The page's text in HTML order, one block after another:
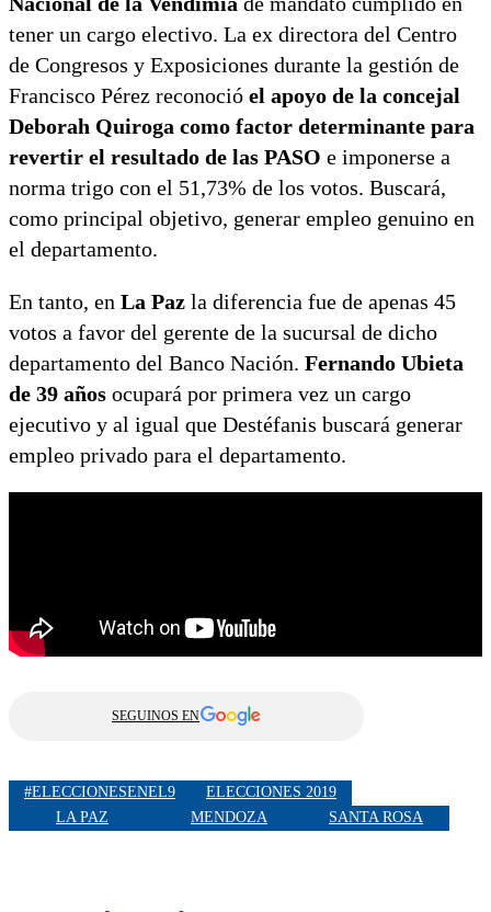
tener un cargo electivo. La ex directora del Centro
de Congresos y Exposiciones durante la gestión de
Francisco Pérez reconoció el apoyo de la concejal
Deborah Quiroga como factor determinante para
revertir el resultado de las PASO e imponerse a
norma trigo con el 51,73% de los votos. Buscará,
como principal objetivo, generar empleo genuino en
el departamento.
En tanto, en La Paz la diferencia fue de apenas 45
votos a favor del gerente de la sucursal de dicho
departamento del Banco Nación. Fernando Ubieta
de 39 años ocupará por primera vez un cargo
ejecutivo y al igual que Destéfanis buscará generar
empleo privado para el departamento.
SEGUINOS EN
#ELECCIONESENEL9
ELECCIONES 2019
LA PAZ
MENDOZA SANTA ROSA